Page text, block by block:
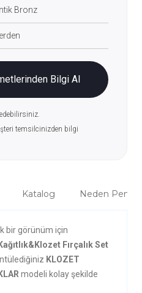
Bronz
Bilgi Al
temsilcinizden bilgi
Katalog Neden Penta?
bir görünüm için
Fırçalık Set
KLOZET
modeli kolay şekilde